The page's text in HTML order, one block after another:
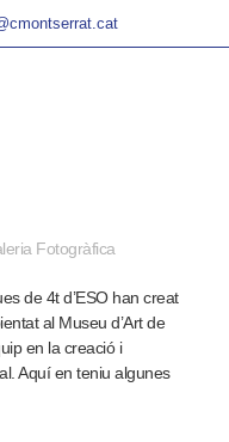
Fotogràfica
de 4t d’ESO han creat
al Museu d’Art de
en la creació i
Aquí en teniu algunes